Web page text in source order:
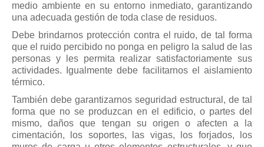
medio ambiente en su entorno inmediato, garantizando
una adecuada gestión de toda clase de residuos.
Debe brindarnos protección contra el ruido, de tal forma
que el ruido percibido no ponga en peligro la salud de las
personas y les permita realizar satisfactoriamente sus
actividades. Igualmente debe facilitarnos el aislamiento
térmico.
También debe garantizarnos seguridad estructural, de tal
forma que no se produzcan en el edificio, o partes del
mismo, daños que tengan su origen o afecten a la
cimentación, los soportes, las vigas, los forjados, los